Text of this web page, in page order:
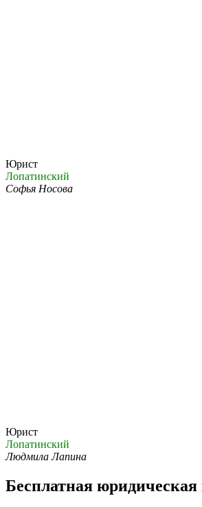
Юрист
Лопатинский
Софья Носова
Юрист
Лопатинский
Людмила Лапина
Бесплатная